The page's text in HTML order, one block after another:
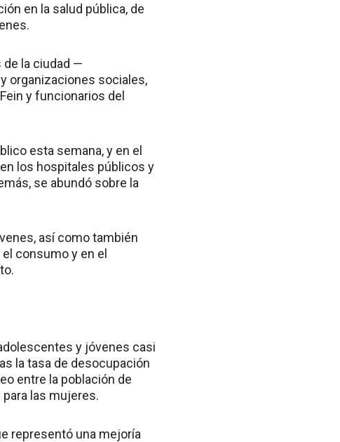
en la salud pública, de
de la ciudad —
organizaciones sociales,
y funcionarios del
esta semana, y en el
los hospitales públicos y
se abundó sobre la
así como también
consumo y en el
y jóvenes casi
la tasa de desocupación
entre la población de
para las mujeres.
representó una mejoría